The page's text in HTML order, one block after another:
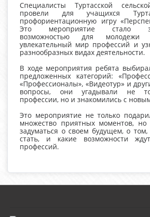
Специалисты Туртасской
провели для учащихся
профориентационную игру
Это мероприятие стало
возможностью для молодежи
увлекательный мир профессий и
разнообразных видах деятельности.
В ходе мероприятия ребята
предложенных категорий:
«Профессионалы», «Видеотур» и
вопросы, они угадывали не
профессии, но и знакомились с
Это мероприятие не только
множество приятных моментов,
задуматься о своем будущем, о
стать, и какие возможности
профессий.